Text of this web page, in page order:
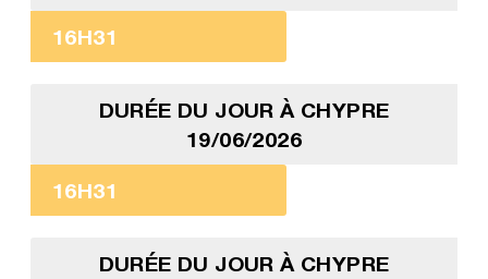
16H31
DURÉE DU JOUR À CHYPRE
19/06/2026
16H31
DURÉE DU JOUR À CHYPRE